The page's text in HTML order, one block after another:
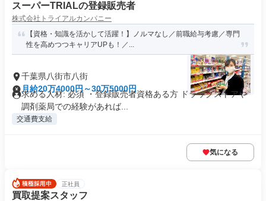
スーパーTRIALの登録販売者
株式会社トライアルカンパニー
【資格・知識を活かして活躍！】ノルマなし／前職給与考慮／専⾨
性を⾼めつつキャリアUPも！／...
千葉県八街市八街
月給20万4000円～30万5000円
求める人材: 必須 ・登録販売者資格ある方 ドラッグストアや
調剤薬局での経験があれば...
交通費支給
気になる
正社員
買取提案スタッフ